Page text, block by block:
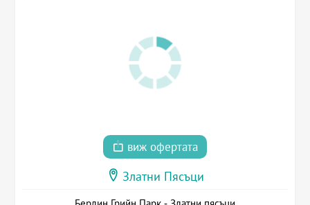
виж офертата
Златни Пясъци